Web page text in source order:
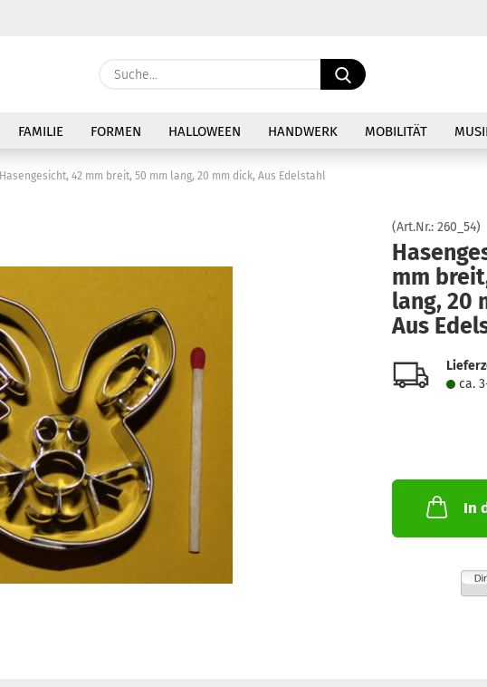
Sprache auswählen
Lieferland
Konto erstellen
Passwort
Suche...
FAMILIE FORMEN HALLOWEEN HANDWERK MOBILITÄT
Hasengesicht, 42 mm breit, 50 mm lang, 20 mm dick, Aus Edelstahl
(Art.Nr.: 260_54)
mm
lang, 20
Aus
ca.
In